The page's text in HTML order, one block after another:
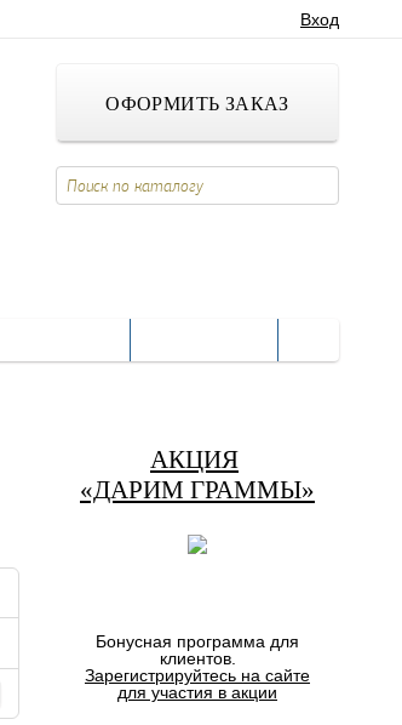
Вход
ОФОРМИТЬ ЗАКАЗ
АКЦИЯ
«ДАРИМ ГРАММЫ»
Бонусная программа для
клиентов.
Зарегистрируйтесь на сайте
для участия в акции